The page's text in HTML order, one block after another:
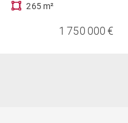
265 m²
1 750 000 €